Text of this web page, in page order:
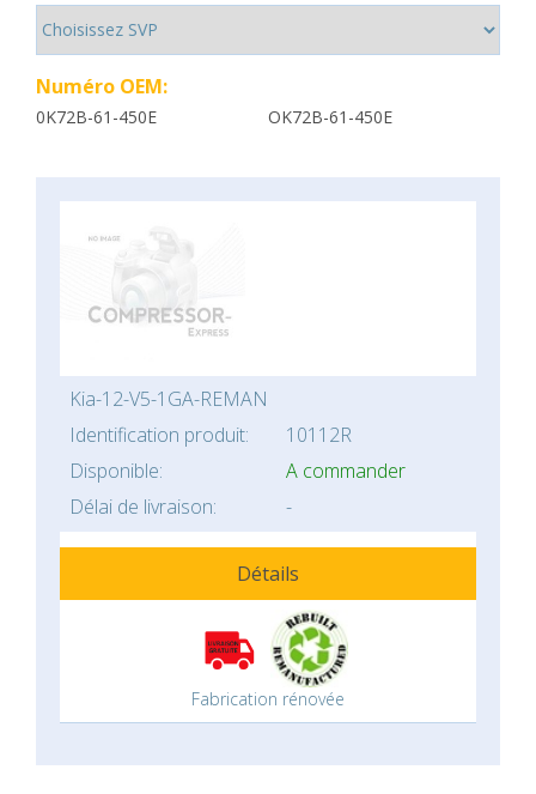
Numéro OEM:
0K72B-61-450E OK72B-61-450E
Kia-12-V5-1GA-REMAN
Identification produit:
10112R
Disponible:
A commander
Délai de livraison:
-
Détails
Fabrication rénovée